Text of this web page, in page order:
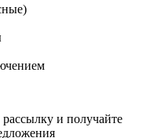
и получайте